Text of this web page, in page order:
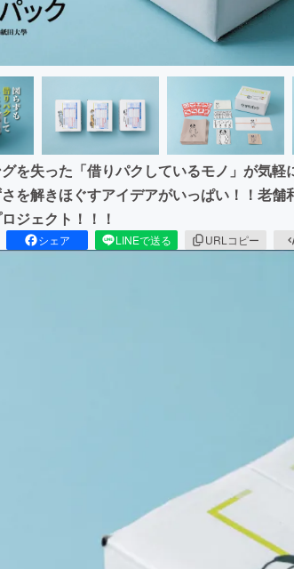
を失った「借りパクしているモノ」が気
を解きほぐすアイデアがいっぱい！！老
ジェクト！！！
シェア LINEで送る URLコピー